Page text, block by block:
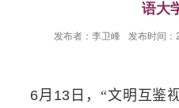
语大
发布者：李卫峰 发布时间
6月 13日，“文明互鉴